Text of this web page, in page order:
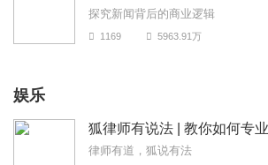
探究新闻背后的商业逻辑
1169 5963.91万
娱乐
狐律师有说法 | 教你如何专
律师有道，狐说有法